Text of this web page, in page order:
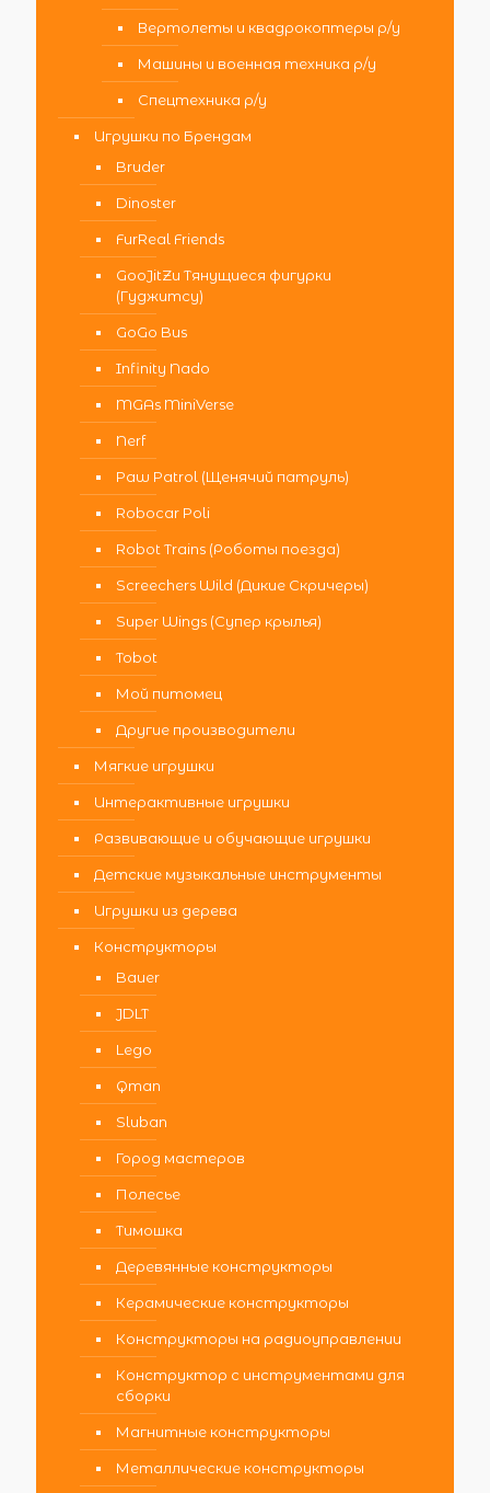
Вертолеты и квадрокоптеры р/у
Машины и военная техника р/у
Спецтехника р/у
Игрушки по Брендам
Bruder
Dinoster
FurReal Friends
GooJitZu Тянущиеся фигурки
(Гуджитсу)
GoGo Bus
Infinity Nado
MGAs MiniVerse
Nerf
Paw Patrol (Щенячий патруль)
Robocar Poli
Robot Trains (Роботы поезда)
Screechers Wild (Дикие Скричеры)
Super Wings (Супер крылья)
Tobot
Мой питомец
Другие производители
Мягкие игрушки
Интерактивные игрушки
Развивающие и обучающие игрушки
Детские музыкальные инструменты
Игрушки из дерева
Конструкторы
Bauer
JDLT
Lego
Qman
Sluban
Город мастеров
Полесье
Тимошка
Деревянные конструкторы
Керамические конструкторы
Конструкторы на радиоуправлении
Конструктор с инструментами для
сборки
Магнитные конструкторы
Металлические конструкторы